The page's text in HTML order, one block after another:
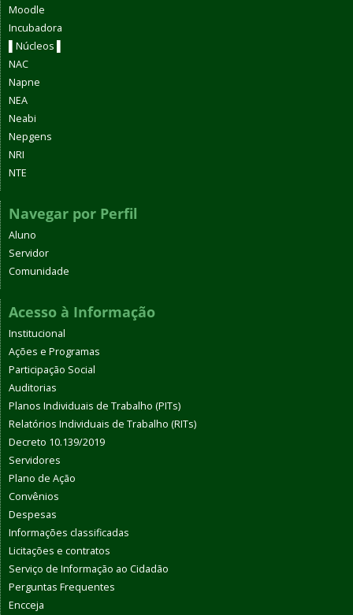
Moodle
Incubadora
▌Núcleos ▌
NAC
Napne
NEA
Neabi
Nepgens
NRI
NTE
Navegar por Perfil
Aluno
Servidor
Comunidade
Acesso à Informação
Institucional
Ações e Programas
Participação Social
Auditorias
Planos Individuais de Trabalho (PITs)
Relatórios Individuais de Trabalho (RITs)
Decreto 10.139/2019
Servidores
Plano de Ação
Convênios
Despesas
Informações classificadas
Licitações e contratos
Serviço de Informação ao Cidadão
Perguntas Frequentes
Encceja